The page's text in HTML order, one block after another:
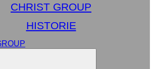
CHRIST GROUP
HISTORIE